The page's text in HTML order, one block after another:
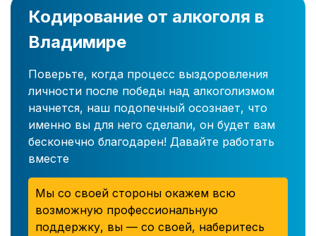
Кодирование от алкоголя в
Владимире
Поверьте, когда процесс выздоровления
личности после победы над алкоголизмом
начнется, наш подопечный осознает, что
именно вы для него сделали, он будет вам
бесконечно благодарен! Давайте работать
вместе
Мы со своей стороны окажем всю
возможную профессиональную
поддержку, вы — со своей, наберитесь